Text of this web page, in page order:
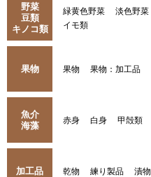
野菜
豆類
キノコ類
緑黄色野菜 淡色野菜
イモ類
果物 果物 果物：加工品
魚介
海藻
赤身 白身 甲殻類
加工品 乾物 練り製品 漬物